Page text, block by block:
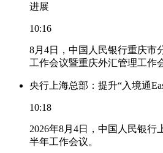
进展
10:16
8月4日，中国人民银行重庆市
工作会议暨重庆外汇管理工作
央行上海总部：提升“入境通
10:18
2026年8月4日，中国人民银行
半年工作会议。